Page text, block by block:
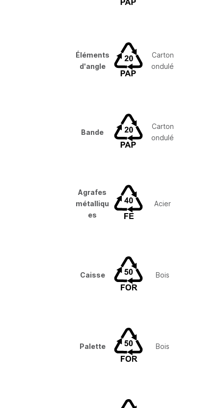
Éléments
d'angle
Carton
ondulé
Bande
Carton
ondulé
Agrafes
métalliqu
es
Acier
Caisse Bois
Palette Bois